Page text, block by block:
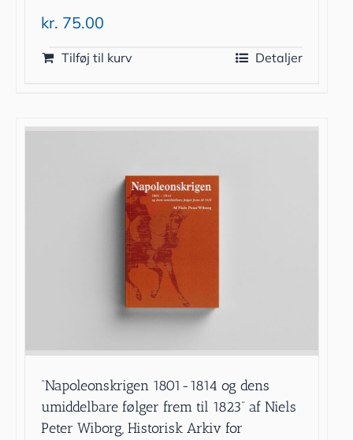
kr. 75.00
Tilføj til kurv Detaljer
”Napoleonskrigen 1801-1814 og dens
umiddelbare følger frem til 1823” af Niels
Peter Wiborg, Historisk Arkiv for